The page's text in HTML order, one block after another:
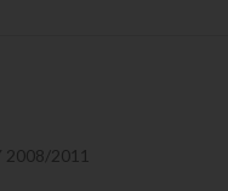
2008/2011